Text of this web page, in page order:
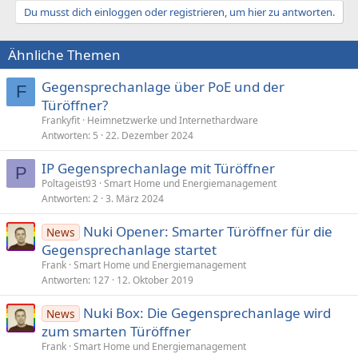
a
i
o
n
e
n
:
Du musst dich einloggen oder registrieren, um hier zu antworten.
Ähnliche Themen
F
Gegensprechanlage über PoE und der
Türöffner?
Frankyfit Heimnetzwerke und Internethardware
Antworten 5 22. Dezember 2024
P IP Gegensprechanlage mit Türöffner
Poltageist93 Smart Home und Energiemanagement
Antworten 2 3. März 2024
News
Nuki Opener: Smarter Türöffner für die
Gegen­sprech­anlage startet
Frank Smart Home und Energiemanagement
Antworten 127 12. Oktober 2019
News
Nuki Box: Die Gegensprechanlage wird
zum smarten Türöffner
Frank Smart Home und Energiemanagement